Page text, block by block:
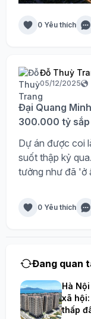
0 Yêu thích
Đỗ Thuỳ
05/12/2025
Đại Quang
300.000 tỷ sắp
Dự án được coi
suốt thập kỷ
tưởng như đã 'ở